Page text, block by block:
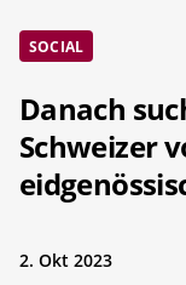
SOCIAL
Danach
Schweizer
2. Okt 2023